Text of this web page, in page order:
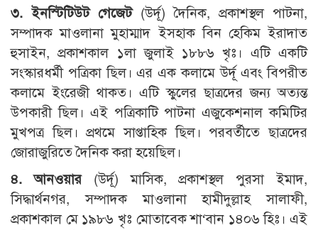
৩. ইনস্টিটিউট গেজেট(উর্দূ) দৈনিক, প্রকাশস্থল পাটনা,
সম্পাদক মাওলানা মুহাম্মাদ ইসহাক বিন হেকিম ইরাদাত
হুসাইন, প্রকাশকাল ১লা জুলাই ১৮৮৬ খৃঃ। এটি একটি
সংস্কারধর্মী পত্রিকা ছিল। এর এক কলামে উর্দূ এবং বিপরীত
কলামে ইংরেজী থাকত। এটি স্কুলের ছাত্রদের জন্য অত্যন্ত
উপকারী ছিল। এই পত্রিকাটি পাটনা এজুকেশনাল কমিটির
মুখপত্র ছিল। প্রথমে সাপ্তাহিক ছিল। পরবর্তীতে ছাত্রদের
জোরাজুরিতে দৈনিক করা হয়েছিল।
৪. আনওয়ার(উর্দূ) মাসিক, প্রকাশস্থল পুরসা ইমাদ,
সিদ্ধার্থনগর, সম্পাদক মাওলানা হামীদুল্লাহ সালাফী,
প্রকাশকাল মে ১৯৮৬ খৃঃ মোতাবেক শা‘বান ১৪০৬ হিঃ। এই